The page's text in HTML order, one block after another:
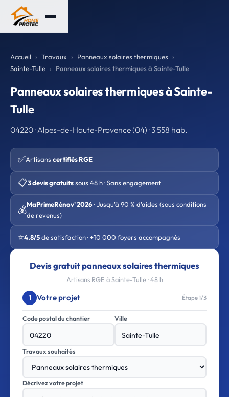
Accueil Travaux
Panneaux solaires thermiques
Sainte-Tulle
Panneaux solaires thermiques à Sainte-Tulle
Panneaux solaires thermiques à Sainte-
Tulle
04220 · Alpes-de-Haute-Provence (04) · 3 558 hab.
✅Artisans certifiés RGE
📋3 devis gratuitssous 48 h · Sans engagement
💰MaPrimeRénov' 2026· Jusqu'à 90 % d'aides (sous conditions
de revenus)
⭐4.8/5de satisfaction · +10 000 foyers accompagnés
Devis gratuit panneaux solaires thermiques
Artisans RGE à Sainte-Tulle · 48 h
1 Votre projet Étape 1/3
Code postal du chantier Ville
Travaux souhaités
Décrivez votre projet